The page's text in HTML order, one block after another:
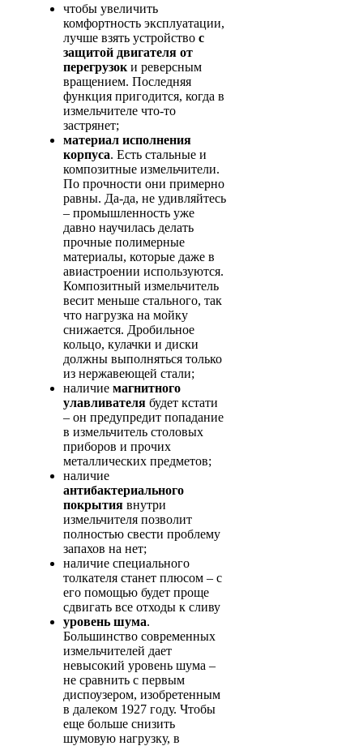
чтобы увеличить
комфортность эксплуатации,
лучше взять устройство с
защитой двигателя от
перегрузок и реверсным
вращением. Последняя
функция пригодится, когда в
измельчителе что-то
застрянет;
материал исполнения
корпуса. Есть стальные и
композитные измельчители.
По прочности они примерно
равны. Да-да, не удивляйтесь
– промышленность уже
давно научилась делать
прочные полимерные
материалы, которые даже в
авиастроении используются.
Композитный измельчитель
весит меньше стального, так
что нагрузка на мойку
снижается. Дробильное
кольцо, кулачки и диски
должны выполняться только
из нержавеющей стали;
наличие магнитного
улавливателя будет кстати
– он предупредит попадание
в измельчитель столовых
приборов и прочих
металлических предметов;
наличие
антибактериального
покрытия внутри
измельчителя позволит
полностью свести проблему
запахов на нет;
наличие специального
толкателя станет плюсом – с
его помощью будет проще
сдвигать все отходы к сливу
уровень шума.
Большинство современных
измельчителей дает
невысокий уровень шума –
не сравнить с первым
диспоузером, изобретенным
в далеком 1927 году. Чтобы
еще больше снизить
шумовую нагрузку, в